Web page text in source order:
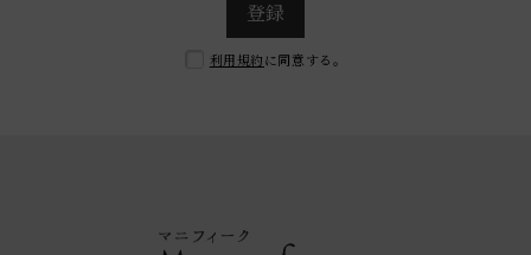
登録
利用規約 に同意する。